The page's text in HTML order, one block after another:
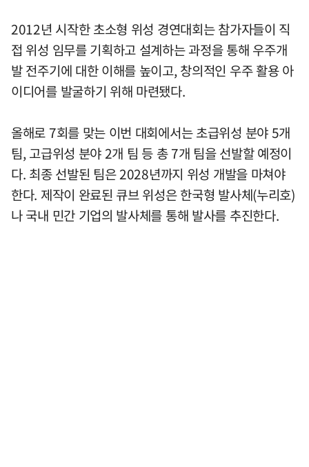
2012년 시작한 초소형 위성 경연대회는 참가자들이 직
접 위성 임무를 기획하고 설계하는 과정을 통해 우주개
발 전주기에 대한 이해를 높이고, 창의적인 우주 활용 아
이디어를 발굴하기 위해 마련됐다.
올해로 7회를 맞는 이번 대회에서는 초급위성 분야 5개
팀, 고급위성 분야 2개 팀 등 총 7개 팀을 선발할 예정이
다. 최종 선발된 팀은 2028년까지 위성 개발을 마쳐야
한다. 제작이 완료된 큐브 위성은 한국형 발사체(누리호)
나 국내 민간 기업의 발사체를 통해 발사를 추진한다.